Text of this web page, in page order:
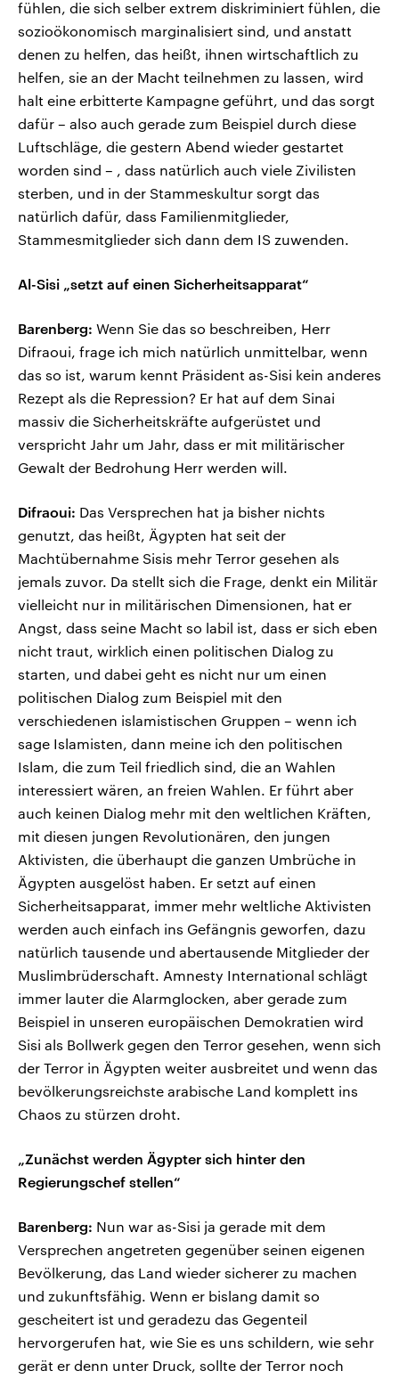
fühlen, die sich selber extrem diskriminiert fühlen, die
sozioökonomisch marginalisiert sind, und anstatt
denen zu helfen, das heißt, ihnen wirtschaftlich zu
helfen, sie an der Macht teilnehmen zu lassen, wird
halt eine erbitterte Kampagne geführt, und das sorgt
dafür – also auch gerade zum Beispiel durch diese
Luftschläge, die gestern Abend wieder gestartet
worden sind – , dass natürlich auch viele Zivilisten
sterben, und in der Stammeskultur sorgt das
natürlich dafür, dass Familienmitglieder,
Stammesmitglieder sich dann dem IS zuwenden.
Al-Sisi „setzt auf einen Sicherheitsapparat“
Barenberg: Wenn Sie das so beschreiben, Herr
Difraoui, frage ich mich natürlich unmittelbar, wenn
das so ist, warum kennt Präsident as-Sisi kein anderes
Rezept als die Repression? Er hat auf dem Sinai
massiv die Sicherheitskräfte aufgerüstet und
verspricht Jahr um Jahr, dass er mit militärischer
Gewalt der Bedrohung Herr werden will.
Difraoui: Das Versprechen hat ja bisher nichts
genutzt, das heißt, Ägypten hat seit der
Machtübernahme Sisis mehr Terror gesehen als
jemals zuvor. Da stellt sich die Frage, denkt ein Militär
vielleicht nur in militärischen Dimensionen, hat er
Angst, dass seine Macht so labil ist, dass er sich eben
nicht traut, wirklich einen politischen Dialog zu
starten, und dabei geht es nicht nur um einen
politischen Dialog zum Beispiel mit den
verschiedenen islamistischen Gruppen – wenn ich
sage Islamisten, dann meine ich den politischen
Islam, die zum Teil friedlich sind, die an Wahlen
interessiert wären, an freien Wahlen. Er führt aber
auch keinen Dialog mehr mit den weltlichen Kräften,
mit diesen jungen Revolutionären, den jungen
Aktivisten, die überhaupt die ganzen Umbrüche in
Ägypten ausgelöst haben. Er setzt auf einen
Sicherheitsapparat, immer mehr weltliche Aktivisten
werden auch einfach ins Gefängnis geworfen, dazu
natürlich tausende und abertausende Mitglieder der
Muslimbrüderschaft. Amnesty International schlägt
immer lauter die Alarmglocken, aber gerade zum
Beispiel in unseren europäischen Demokratien wird
Sisi als Bollwerk gegen den Terror gesehen, wenn sich
der Terror in Ägypten weiter ausbreitet und wenn das
bevölkerungsreichste arabische Land komplett ins
Chaos zu stürzen droht.
„Zunächst werden Ägypter sich hinter den
Regierungschef stellen“
Barenberg: Nun war as-Sisi ja gerade mit dem
Versprechen angetreten gegenüber seinen eigenen
Bevölkerung, das Land wieder sicherer zu machen
und zukunftsfähig. Wenn er bislang damit so
gescheitert ist und geradezu das Gegenteil
hervorgerufen hat, wie Sie es uns schildern, wie sehr
gerät er denn unter Druck, sollte der Terror noch